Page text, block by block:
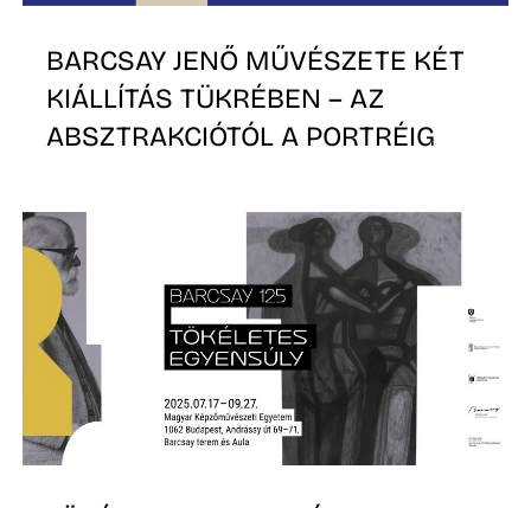
BARCSAY JENŐ MŰVÉSZETE KÉT
KIÁLLÍTÁS TÜKRÉBEN – AZ
ABSZTRAKCIÓTÓL A PORTRÉIG